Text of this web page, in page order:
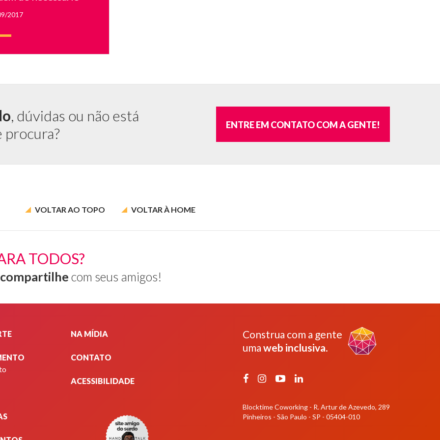
2017
, dúvidas ou não está
ENTRE EM CONTATO COM A GENTE!
VOLTAR AO TOPO VOLTAR À HOME
TODOS?
compartilhe com seus amigos!
NA MÍDIA
CONTATO
ACESSIBILIDADE
Construa com a gente
uma web inclusiva.
Facebook
Instagram
YouTubeLinkedIn
Blocktime Coworking - R. Artur de Azevedo, 289
Pinheiros - São Paulo - SP - 05404-010